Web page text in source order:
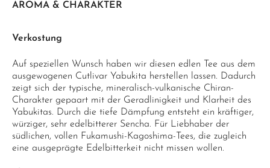
AROMA & CHARAKTER
Verkostung
Auf speziellen Wunsch haben wir diesen edlen Tee aus dem
ausgewogenen Cutlivar Yabukita herstellen lassen. Dadurch
zeigt sich der typische, mineralisch-vulkanische Chiran-
Charakter gepaart mit der Geradlinigkeit und Klarheit des
Yabukitas. Durch die tiefe Dämpfung entsteht ein kräftiger,
würziger, sehr edelbitterer Sencha. Für Liebhaber der
südlichen, vollen Fukamushi-Kagoshima-Tees, die zugleich
eine ausgeprägte Edelbitterkeit nicht missen wollen.